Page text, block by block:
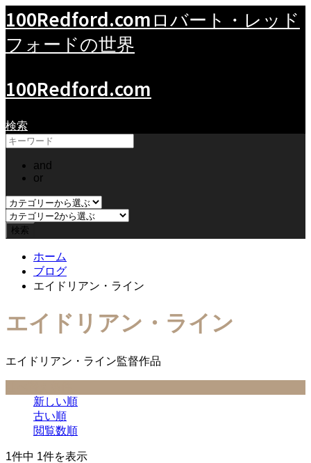
100Redford.com ロバート・レッド
フォードの世界
100Redford.com
検索
and
or
ホーム
ブログ
エイドリアン・ライン
エイドリアン・ライン
エイドリアン・ライン監督作品
新しい順
古い順
閲覧数順
1件中 1件を表示